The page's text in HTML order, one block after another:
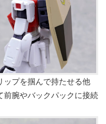
ップを掴んで持たせる他
前腕やバックパックに接続